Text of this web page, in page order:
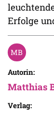
Erfolge
Autorin:
Matthias
Verlag: